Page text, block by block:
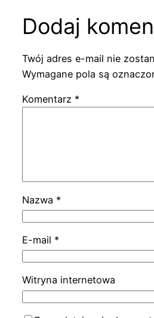
Dodaj
Twój adres e-mail nie
Wymagane pola są
Komentarz *
Nazwa *
E-mail *
Witryna internetowa